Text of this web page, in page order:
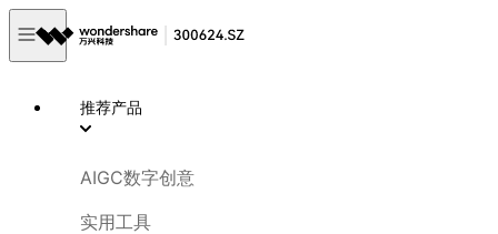
推荐产品
AIGC数字创意
实用工具